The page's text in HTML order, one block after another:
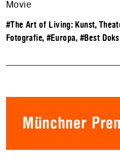
Movie
#The Art of Living: Kunst,
Fotografie, #Europa, #Best Doks
Münchner